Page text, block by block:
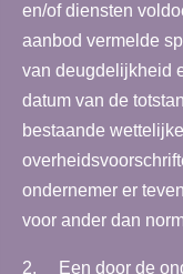
en/of diensten
aanbod vermelde
van deugdelijkheid
datum van de
bestaande
ondernemer er
voor ander dan
2. Een door de